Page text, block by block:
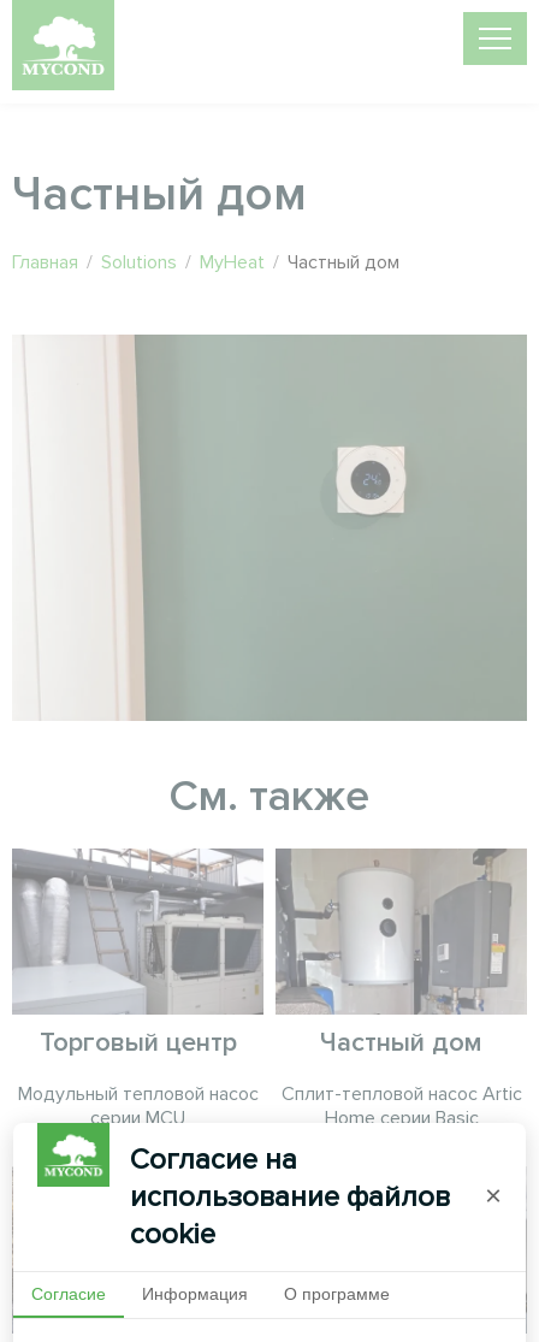
Частный дом
Главная / Solutions / MyHeat / Частный дом
См. также
Торговый центр
Модульный тепловой насос
серии MCU
Частный дом
Сплит-тепловой насос Artic
Home серии Basic
Согласие на
использование файлов
cookie
×
Согласие Информация О программе